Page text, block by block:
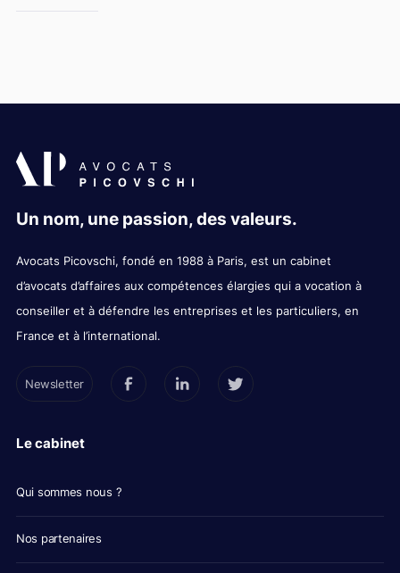
Un nom, une passion, des valeurs.
Avocats Picovschi, fondé en 1988 à Paris, est un cabinet
d’avocats d’affaires aux compétences élargies qui a vocation à
conseiller et à défendre les entreprises et les particuliers, en
France et à l’international.
Newsletter
Le cabinet
Qui sommes nous ?
Nos partenaires